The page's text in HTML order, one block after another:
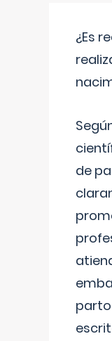
¿Es
de
parto